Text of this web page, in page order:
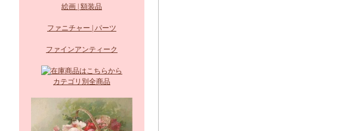
絵画 | 額装品
ファニチャー | パーツ
ファインアンティーク
カテゴリ別全商品